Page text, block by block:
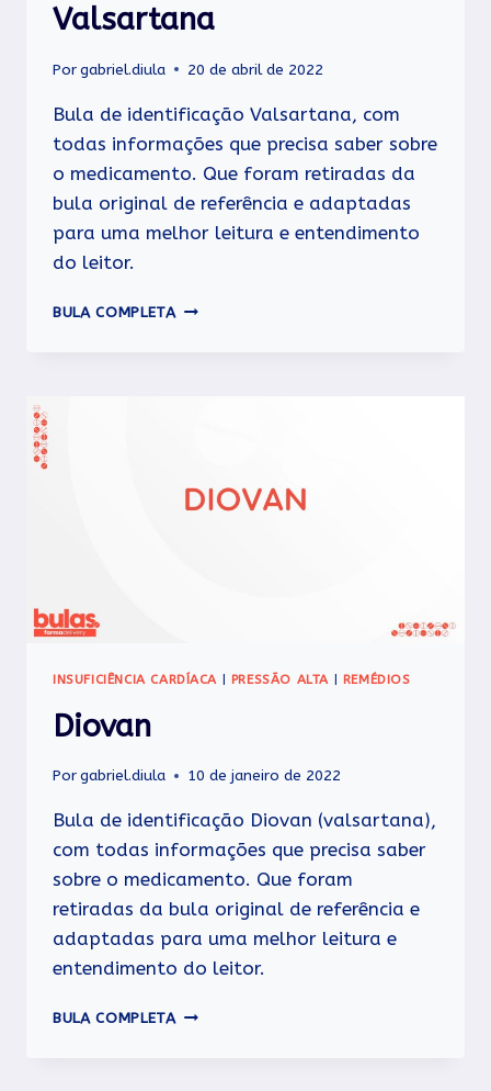
Valsartana
Porgabriel.diula 20 de abril de 2022
Bula de identificação Valsartana, com
todas informações que precisa saber sobre
o medicamento. Que foram retiradas da
bula original de referência e adaptadas
para uma melhor leitura e entendimento
do leitor.
BULA COMPLETA VALSARTANA
INSUFICIÊNCIA CARDÍACA | PRESSÃO ALTA | REMÉDIOS
Diovan
Porgabriel.diula 10 de janeiro de 2022
Bula de identificação Diovan (valsartana),
com todas informações que precisa saber
sobre o medicamento. Que foram
retiradas da bula original de referência e
adaptadas para uma melhor leitura e
entendimento do leitor.
BULA COMPLETA DIOVAN